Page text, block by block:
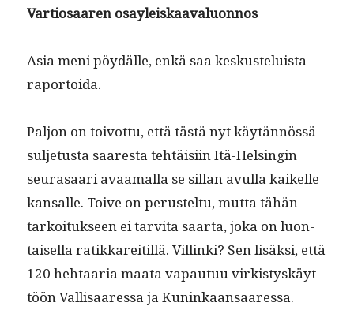
Var­tiosaaren osayleiskaavaluonnos
Asia meni pöy­dälle, enkä saa keskusteluista
raportoida.
Paljon on toiv­ot­tu, että tästä nyt käytän­nössä
sul­je­tus­ta saares­ta tehtäisi­in Itä-Helsin­gin
seurasaari avaa­mal­la se sil­lan avul­la kaikelle
kansalle. Toive on perustel­tu, mut­ta tähän
tarkoituk­seen ei tarvi­ta saar­ta, joka on luon­
taisel­la ratikkare­it­il­lä. Villin­ki? Sen lisäk­si, että
120 hehtaaria maa­ta vapau­tuu virk­istyskäyt­
töön Val­lisaa­res­sa ja Kuninkaansaa­res­sa.